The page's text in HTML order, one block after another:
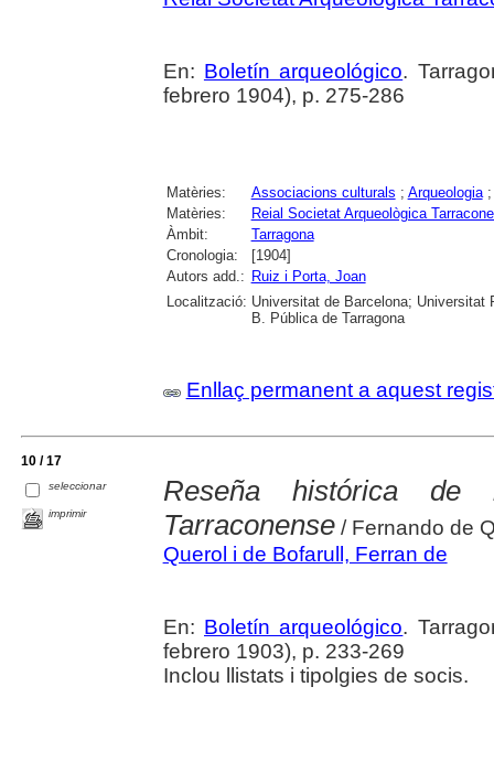
En: Boletín arqueológico.
febrero 1904), p. 275-286
Matèries: Associacions culturals ; Arqueologia
Matèries:
Reial Societat Arqueològica
Àmbit:
Tarragona
Cronologia:
[1904]
Autors add.: Ruiz i Porta, Joan
Localització: Universitat de Barcelona; Universitat
B. Pública de Tarragona
Enllaç permanent a aquest
10 / 17
seleccionar
imprimir
Reseña histórica de
Tarraconense/ Fernando de
Querol i de Bofarull, Ferran de
En: Boletín arqueológico.
febrero 1903), p. 233-269
Inclou llistats i tipolgies de socis.